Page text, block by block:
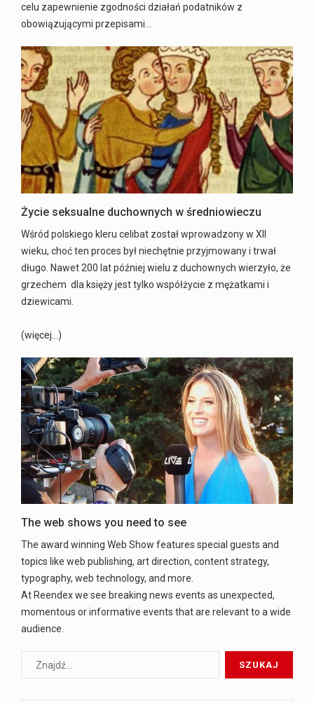
celu zapewnienie zgodności działań podatników z
obowiązującymi przepisami…
Życie seksualne duchownych w średniowieczu
Wśród polskiego kleru celibat został wprowadzony w XII
wieku, choć ten proces był niechętnie przyjmowany i trwał
długo. Nawet 200 lat później wielu z duchownych wierzyło, że
grzechem dla księży jest tylko współżycie z mężatkami i
dziewicami.
(więcej…)
The web shows you need to see
The award winning Web Show features special guests and
topics like web publishing, art direction, content strategy,
typography, web technology, and more.
At Reendex we see breaking news events as unexpected,
momentous or informative events that are relevant to a wide
audience.